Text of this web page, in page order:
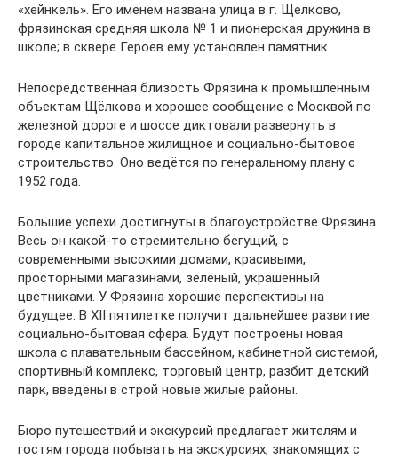
«хейнкель». Его именем названа улица в г. Щелково,
фрязинская средняя школа № 1 и пионерская дружина в
школе; в сквере Героев ему установлен памятник.
Непосредственная близость Фрязина к промышленным
объектам Щёлкова и хорошее сообщение с Москвой по
железной дороге и шоссе диктовали развернуть в
городе капитальное жилищное и социально-бытовое
строительство. Оно ведётся по генеральному плану с
1952 года.
Большие успехи достигнуты в благоустройстве Фрязина.
Весь он какой-то стремительно бегущий, с
современными высокими домами, красивыми,
просторными магазинами, зеленый, украшенный
цветниками. У Фрязина хорошие перспективы на
будущее. В XII пятилетке получит дальнейшее развитие
социально-бытовая сфера. Будут построены новая
школа с плавательным бассейном, кабинетной системой,
спортивный комплекс, торговый центр, разбит детский
парк, введены в строй новые жилые районы.
Бюро путешествий и экскурсий предлагает жителям и
гостям города побывать на экскурсиях, знакомящих с